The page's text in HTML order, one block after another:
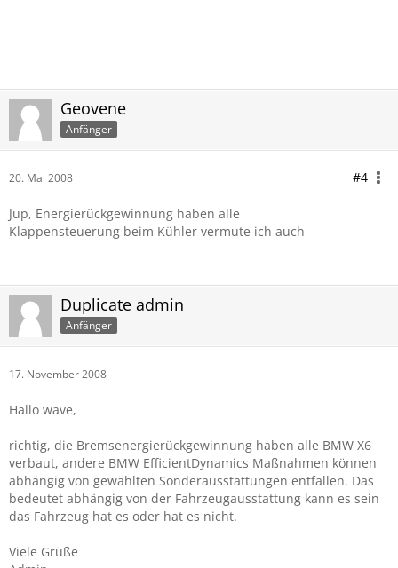
Geovene
Anfänger
20. Mai 2008 #4
Jup, Energierückgewinnung haben alle
Klappensteuerung beim Kühler vermute ich auch
Duplicate admin
Anfänger
17. November 2008
Hallo wave,
richtig, die Bremsenergierückgewinnung haben alle BMW X6
verbaut, andere BMW EfficientDynamics Maßnahmen können
abhängig von gewählten Sonderausstattungen entfallen. Das
bedeutet abhängig von der Fahrzeugausstattung kann es sein
das Fahrzeug hat es oder hat es nicht.
Viele Grüße